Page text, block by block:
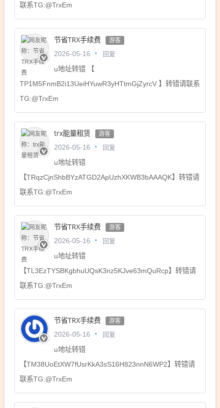
联系TG:@TrxEm
节省TRX手续费 游客
2026-05-16 回复
u地址转错 【
TP1M5FnmB2i13UeiHYuwR3yHTtmGjZyrcV 】转错请联系
TG:@TrxEm
trx能量租赁 游客
2026-05-16 回复
u地址转错
【TRqzCjnShbBYzATGD2ApUzhXKWB3bAAAQK】转错请
联系TG:@TrxEm
节省TRX手续费 游客
2026-05-16 回复
u地址转错
【TL3EzTYSBKgbhuUQsK3nz5KJve63mQuRcp】转错请
联系TG:@TrxEm
节省TRX手续费 游客
2026-05-16 回复
u地址转错
【TM38UoEtXW7fUsrKkA3sS16H823nnN6WP2】转错请
联系TG:@TrxEm